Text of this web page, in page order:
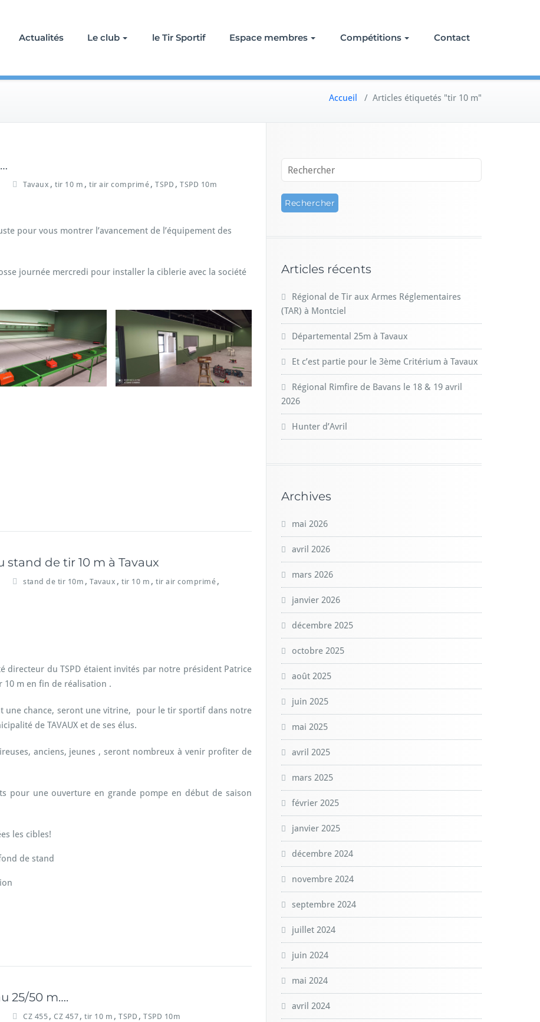
Actualités Le club le Tir Sportif Espace membres Compétitions Contact
Accueil / Articles étiquetés "tir 10 m"
Tavaux , tir 10 m , tir air comprimé , TSPD , TSPD 10m
pour vous montrer l’avancement de l’équipement des
journée mercredi pour installer la ciblerie avec la société
de tir 10 m à Tavaux
stand de tir 10m , Tavaux , tir 10 m , tir air comprimé ,
directeur du TSPD étaient invités par notre président Patrice
10 m en fin de réalisation .
une chance, seront une vitrine, pour le tir sportif dans notre
de TAVAUX et de ses élus.
anciens, jeunes , seront nombreux à venir profiter de
pour une ouverture en grande pompe en début de saison
les cibles!
de stand
25/50 m….
CZ 455 , CZ 457 , tir 10 m , TSPD , TSPD 10m
Articles récents
Régional de Tir aux Armes Réglementaires
(TAR) à Montciel
Départemental 25m à Tavaux
Et c’est partie pour le 3ème Critérium à Tavaux
Régional Rimfire de Bavans le 18 & 19 avril
2026
Hunter d’Avril
Archives
mai 2026
avril 2026
mars 2026
janvier 2026
décembre 2025
octobre 2025
août 2025
juin 2025
mai 2025
avril 2025
mars 2025
février 2025
janvier 2025
décembre 2024
novembre 2024
septembre 2024
juillet 2024
juin 2024
mai 2024
avril 2024